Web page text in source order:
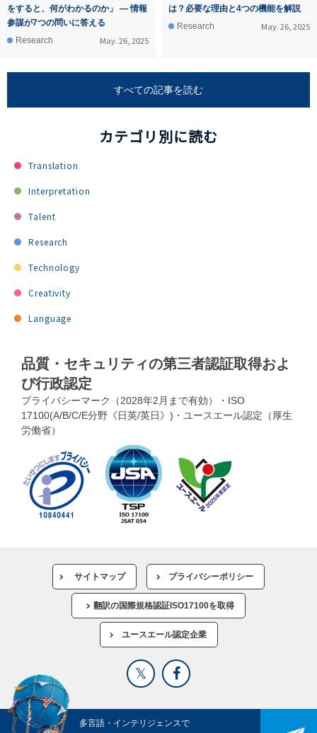
をすると、何がわかるのか」 ― 情報
参謀が7つの問いに答える
Research
May. 26, 2025
は？必要な理由と4つの機能を解説
Research
May. 26, 2025
すべての記事を読む
カテゴリ別に読む
Translation
Interpretation
Talent
Research
Technology
Creativity
Language
品質・セキュリティの第三者認証取得およ
び行政認定
プライバシーマーク（2028年2月まで有効）・ISO
17100(A/B/C/E分野《日英/英日》)・ユースエール認定（厚生
労働省）
サイトマップ プライバシーポリシー
翻訳の国際規格認証ISO17100を取得
ユースエール認定企業
多言語・インテリジェンスで